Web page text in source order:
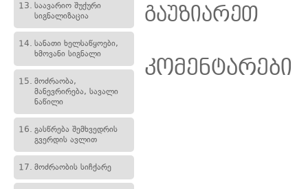
13. საავარიო შუქური
სიგნალიზაცია
14. სანათი ხელსაწყოები,
ხმოვანი სიგნალი
15. მოძრაობა,
მანევრირება, სავალი
ნაწილი
16. გასწრება შემხვედრის
გვერდის ავლით
17. მოძრაობის სიჩქარე
გაუზიარეთ
კომენტარები